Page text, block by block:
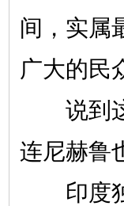
间，实属
广大的民
说到这
连尼赫鲁
印度独